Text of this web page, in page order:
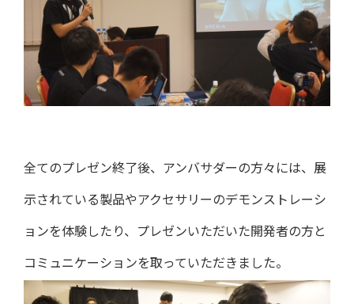
全てのプレゼン終了後、アンバサダーの方々には、展
示されている製品やアクセサリーのデモンストレーシ
ョンを体験したり、プレゼンいただいた開発者の方と
コミュニケーションを取っていただきました。